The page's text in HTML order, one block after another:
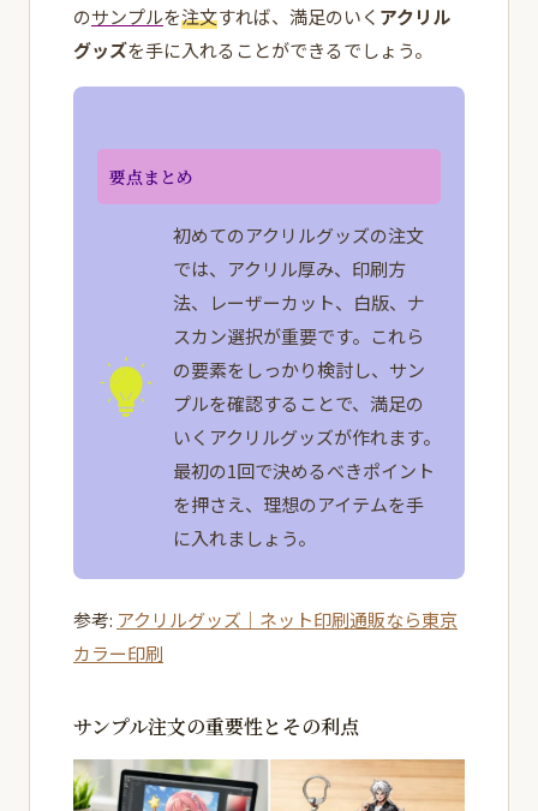
のサンプルを注文すれば、満足のいく アクリル
グッズを手に入れることができるでしょう。
要点まとめ
初めてのアクリルグッズの注文
では、アクリル厚み、印刷方
法、レーザーカット、白版、ナ
スカン選択が重要です。これら
の要素をしっかり検討し、サン
プルを確認することで、満足の
いくアクリルグッズが作れます。
最初の1回で決めるべきポイント
を押さえ、理想のアイテムを手
に入れましょう。
参考: アクリルグッズ｜ネット印刷通販なら東京
カラー印刷
サンプル注文の重要性とその利点